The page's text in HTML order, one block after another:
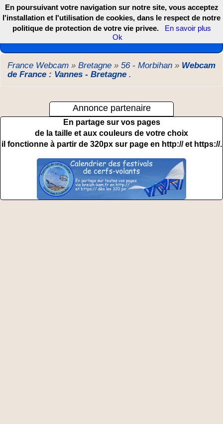
Les webcams de France, DOM TOM et COM
France Webcam » Bretagne » 56 - Morbihan » Webcam
de France : Vannes - Bretagne .
Annonce partenaire
En partage sur vos pages
de la taille et aux couleurs de votre choix
il fonctionne à partir de 320px sur page en http:// et https://.
En poursuivant votre navigation sur notre site, vous acceptez
l'installation et l'utilisation de cookies, dans le respect de notre
politique de protection de votre vie privee.
En savoir plus
Ok